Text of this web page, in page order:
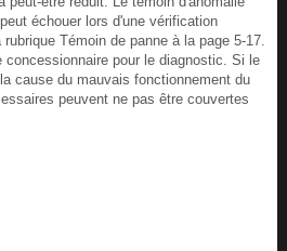
échouer lors d'une vérification
Témoin de panne à la page 5-17.
pour le diagnostic. Si le
cause du mauvais fonctionnement du
peuvent ne pas être couvertes